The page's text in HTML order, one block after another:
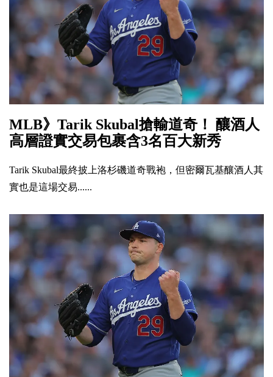
MLB》Tarik Skubal搶輸道奇！ 釀酒人
高層證實交易包裹含3名百大新秀
Tarik Skubal最終披上洛杉磯道奇戰袍，但密爾瓦基釀酒人其
實也是這場交易......